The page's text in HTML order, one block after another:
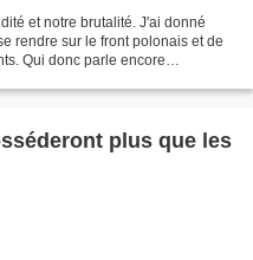
et notre brutalité. J'ai donné
rendre sur le front polonais et de
Qui donc parle encore
plus que les